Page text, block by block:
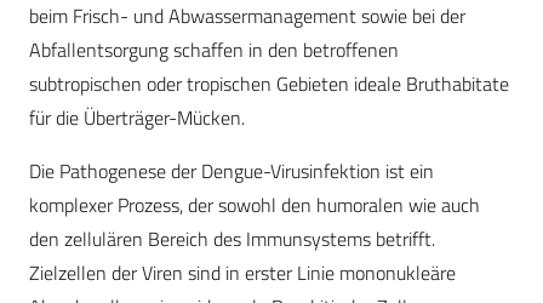
beim Frisch- und Abwassermanagement sowie bei der
Abfallentsorgung schaffen in den betroffenen
subtropischen oder tropischen Gebieten ideale Bruthabitate
für die Überträger-Mücken.
Die Pathogenese der Dengue-Virusinfektion ist ein
komplexer Prozess, der sowohl den humoralen wie auch
den zellulären Bereich des Immunsystems betrifft.
Zielzellen der Viren sind in erster Linie mononukleäre